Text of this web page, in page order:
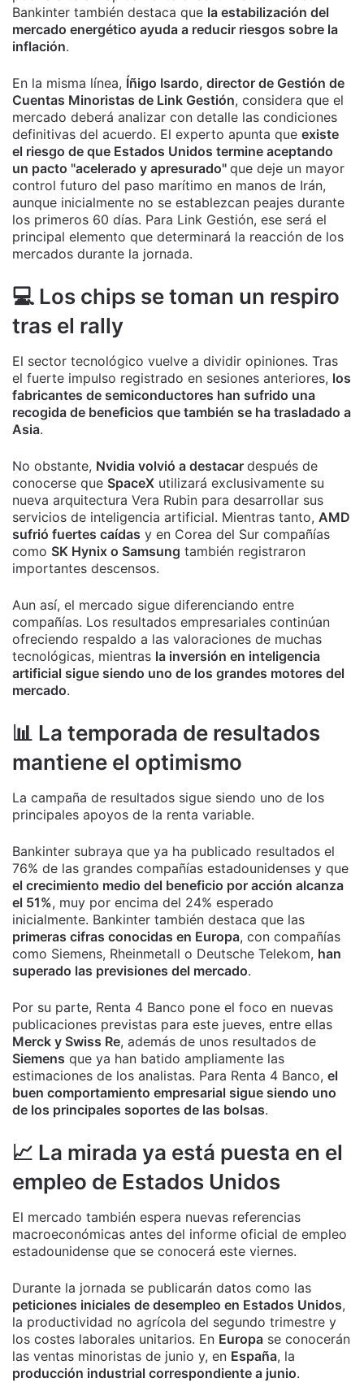
Bankinter también destaca que la estabilización del
mercado energético ayuda a reducir riesgos sobre la
inflación.
En la misma línea, Íñigo Isardo, director de Gestión de
Cuentas Minoristas de Link Gestión, considera que el
mercado deberá analizar con detalle las condiciones
definitivas del acuerdo. El experto apunta que existe
el riesgo de que Estados Unidos termine aceptando
un pacto "acelerado y apresurado" que deje un mayor
control futuro del paso marítimo en manos de Irán,
aunque inicialmente no se establezcan peajes durante
los primeros 60 días. Para Link Gestión, ese será el
principal elemento que determinará la reacción de los
mercados durante la jornada.
💻 Los chips se toman un respiro
tras el rally
El sector tecnológico vuelve a dividir opiniones. Tras
el fuerte impulso registrado en sesiones anteriores, los
fabricantes de semiconductores han sufrido una
recogida de beneficios que también se ha trasladado a
Asia.
No obstante, Nvidia volvió a destacar después de
conocerse que SpaceX utilizará exclusivamente su
nueva arquitectura Vera Rubin para desarrollar sus
servicios de inteligencia artificial. Mientras tanto, AMD
sufrió fuertes caídas y en Corea del Sur compañías
como SK Hynix o Samsung también registraron
importantes descensos.
Aun así, el mercado sigue diferenciando entre
compañías. Los resultados empresariales continúan
ofreciendo respaldo a las valoraciones de muchas
tecnológicas, mientras la inversión en inteligencia
artificial sigue siendo uno de los grandes motores del
mercado.
📊 La temporada de resultados
mantiene el optimismo
La campaña de resultados sigue siendo uno de los
principales apoyos de la renta variable.
Bankinter subraya que ya ha publicado resultados el
76% de las grandes compañías estadounidenses y que
el crecimiento medio del beneficio por acción alcanza
el 51%, muy por encima del 24% esperado
inicialmente. Bankinter también destaca que las
primeras cifras conocidas en Europa, con compañías
como Siemens, Rheinmetall o Deutsche Telekom, han
superado las previsiones del mercado.
Por su parte, Renta 4 Banco pone el foco en nuevas
publicaciones previstas para este jueves, entre ellas
Merck y Swiss Re, además de unos resultados de
Siemens que ya han batido ampliamente las
estimaciones de los analistas. Para Renta 4 Banco, el
buen comportamiento empresarial sigue siendo uno
de los principales soportes de las bolsas.
📈 La mirada ya está puesta en el
empleo de Estados Unidos
El mercado también espera nuevas referencias
macroeconómicas antes del informe oficial de empleo
estadounidense que se conocerá este viernes.
Durante la jornada se publicarán datos como las
peticiones iniciales de desempleo en Estados Unidos,
la productividad no agrícola del segundo trimestre y
los costes laborales unitarios. En Europa se conocerán
las ventas minoristas de junio y, en España, la
producción industrial correspondiente a junio.